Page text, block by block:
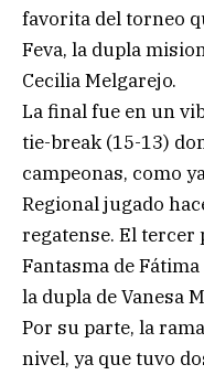
favorita del torneo
Feva, la dupla
Cecilia Melgarejo.
La final fue en un
tie-break (15-13)
campeonas, como
Regional jugado
regatense. El
Fantasma de
la dupla de Vanesa
Por su parte, la
nivel, ya que tuvo